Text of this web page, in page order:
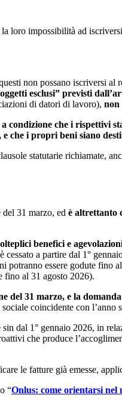
la loro impossibilità ad
non possano iscriversi al
esclusi” previsti
di datori di lavoro), non
a condizione che i rispettivi
che i propri beni siano
statutarie richiamate,
del 31 marzo, ed è altrettanto
benefici e
a partire dal 1°
essere godute fino
fino al 31 agosto 2026).
31 marzo, e la
coincidente con l’anno
dal 1° gennaio 2026, in
che produce
le fatture già emesse,
“Onlus: come orientarsi nel